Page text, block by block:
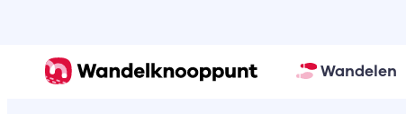
Wandelen